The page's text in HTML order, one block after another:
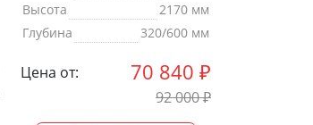
Высота
2170 мм
Глубина
320/600 мм
Цена от: 70 840 ₽
92 000₽